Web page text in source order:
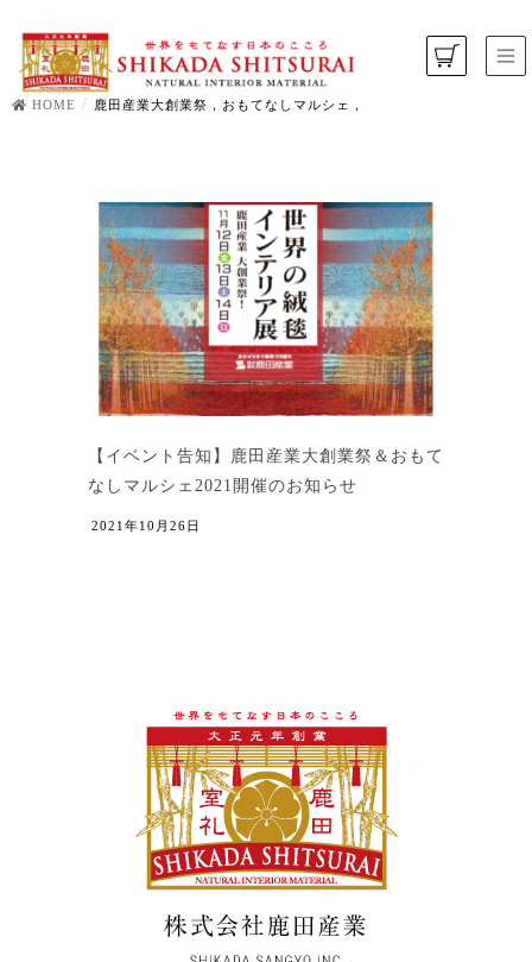
HOME 鹿田産業大創業祭，おもてなしマルシェ，
【イベント告知】鹿田産業大創業祭＆おもて
なしマルシェ2021開催のお知らせ
2021年10月26日